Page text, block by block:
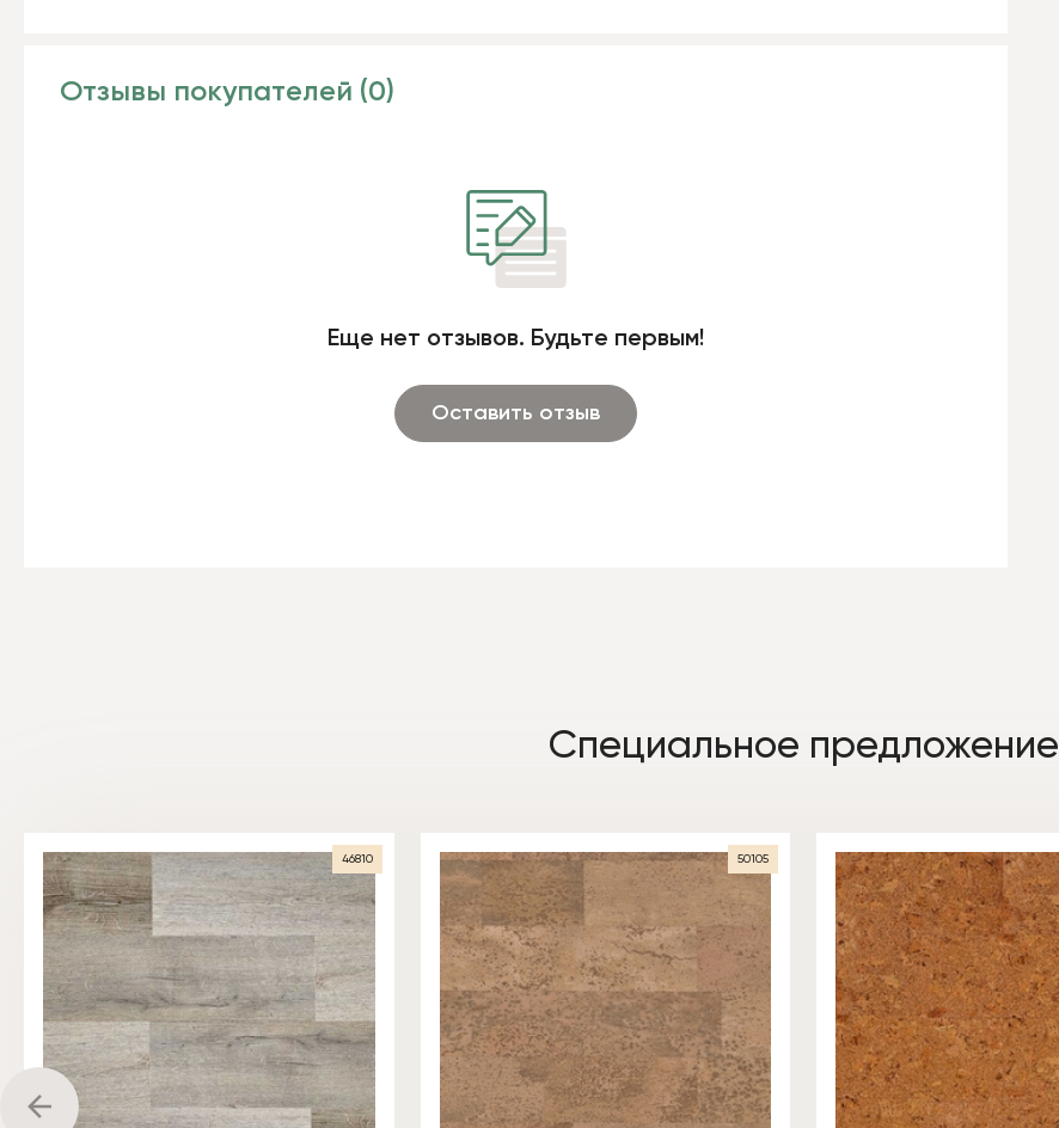
Отзывы покупателей (0)
Еще нет отзывов. Будьте первым!
Оставить отзыв
Специальное предложение
46810 50105